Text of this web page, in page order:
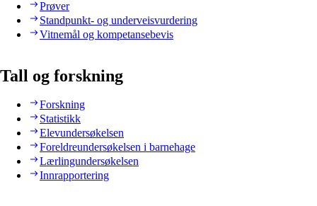
Prøver
Standpunkt- og underveisvurdering
Vitnemål og kompetansebevis
Tall og forskning
Forskning
Statistikk
Elevundersøkelsen
Foreldreundersøkelsen i barnehage
Lærlingundersøkelsen
Innrapportering